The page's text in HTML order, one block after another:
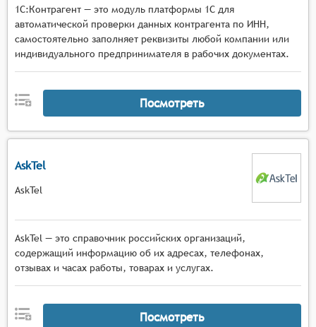
1С:Контрагент — это модуль платформы 1С для
автоматической проверки данных контрагента по ИНН,
самостоятельно заполняет реквизиты любой компании или
индивидуального предпринимателя в рабочих документах.
Посмотреть
AskTel
AskTel
AskTel — это справочник российских организаций,
содержащий информацию об их адресах, телефонах,
отзывах и часах работы, товарах и услугах.
Посмотреть